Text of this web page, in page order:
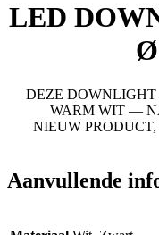
LED
DEZE
WARM WIT —
NIEUW
Aanvullende